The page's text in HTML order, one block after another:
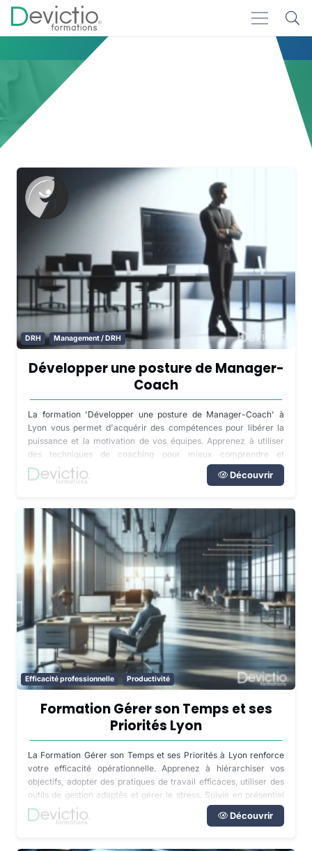
DRH Management / DRH
Développer une posture de Manager-
Coach
La formation 'Développer une posture de Manager-Coach' à
Lyon vous permet d'acquérir des compétences pour libérer la
puissance et la motivation de vos équipes. Apprenez à utiliser
des techniques de coaching pour mieux comprendre et
développer les compétences de vos collaborateurs.
Découvrir
Efficacité professionnelle Productivité
Formation Gérer son Temps et ses
Priorités Lyon
La Formation Gérer son Temps et ses Priorités à Lyon renforce
votre efficacité opérationnelle. Apprenez à hiérarchiser vos
objectifs, adopter des pratiques de travail efficaces, utiliser des
outils de gestion adaptés et gérer le stress. Suivie en présentiel
ou à distance, elle améliore votre communication, résolution de
conflits et équilibre vie professionnelle-personnelle.
Découvrir